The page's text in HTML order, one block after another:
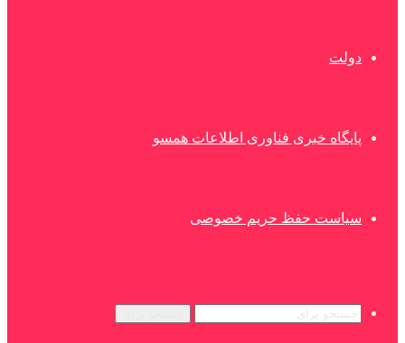
دولت
پایگاه خبری فناوری اطلاعات همسو
سیاست حفظ حریم خصوصی